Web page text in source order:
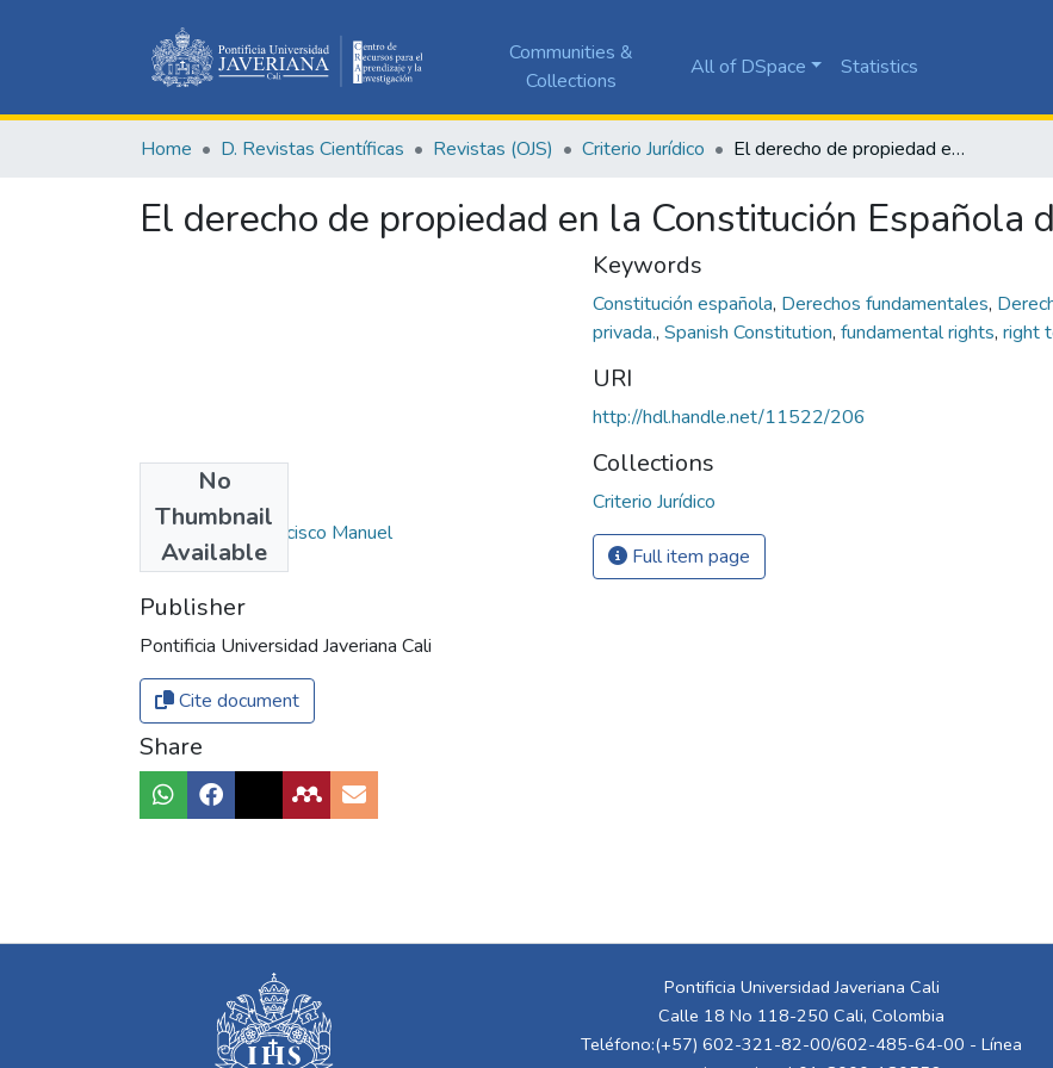
Communities &
Collections
All of DSpace Statistics
Home D. Revistas Científicas Revistas (OJS) Criterio Jurídico El derecho de propiedad en la Constitución Española de 1978
El derecho de propiedad en la Constitución Española
No
Thumbnail
Available
Authors
García Costa, Francisco Manuel
Publisher
Pontificia Universidad Javeriana Cali
Cite document
Share
Keywords
Constitución española, Derechos fundamentales,
privada., Spanish Constitution, fundamental rights, right
URI
http://hdl.handle.net/11522/206
Collections
Criterio Jurídico
Full item page
Pontificia Universidad Javeriana Cali
Calle 18 No 118-250 Cali, Colombia
Teléfono:(+57) 602-321-82-00/602-485-64-00 - Línea